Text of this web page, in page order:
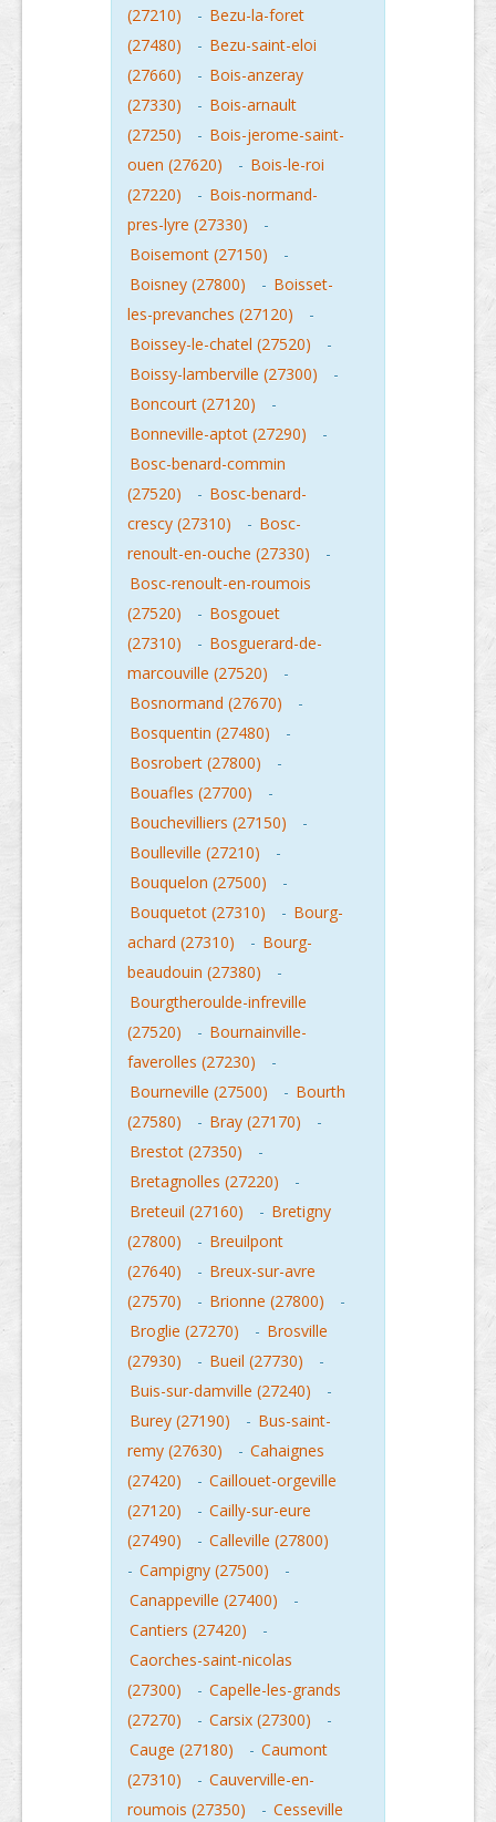
(27210) - Bezu-la-foret
(27480)
- Bezu-saint-eloi
(27660)
- Bois-anzeray
(27330)
- Bois-arnault
(27250)
- Bois-jerome-saint-
ouen (27620)
- Bois-le-roi
(27220)
- Bois-normand-
pres-lyre (27330)
-
Boisemont (27150)
-
Boisney (27800)
- Boisset-
les-prevanches (27120)
-
Boissey-le-chatel (27520)
-
Boissy-lamberville (27300)
-
Boncourt (27120)
-
Bonneville-aptot (27290)
-
Bosc-benard-commin
(27520)
- Bosc-benard-
crescy (27310)
- Bosc-
renoult-en-ouche (27330)
-
Bosc-renoult-en-roumois
(27520)
- Bosgouet
(27310)
- Bosguerard-de-
marcouville (27520)
-
Bosnormand (27670)
-
Bosquentin (27480)
-
Bosrobert (27800)
-
Bouafles (27700)
-
Bouchevilliers (27150)
-
Boulleville (27210)
-
Bouquelon (27500)
-
Bouquetot (27310)
- Bourg-
achard (27310)
- Bourg-
beaudouin (27380)
-
Bourgtheroulde-infreville
(27520)
- Bournainville-
faverolles (27230)
-
Bourneville (27500)
- Bourth
(27580)
- Bray (27170)
-
Brestot (27350)
-
Bretagnolles (27220)
-
Breteuil (27160)
- Bretigny
(27800)
- Breuilpont
(27640)
- Breux-sur-avre
(27570)
- Brionne (27800)
-
Broglie (27270)
- Brosville
(27930)
- Bueil (27730)
-
Buis-sur-damville (27240)
-
Burey (27190)
- Bus-saint-
remy (27630)
- Cahaignes
(27420)
- Caillouet-orgeville
(27120)
- Cailly-sur-eure
(27490)
- Calleville (27800)
- Campigny (27500)
-
Canappeville (27400)
-
Cantiers (27420)
-
Caorches-saint-nicolas
(27300)
- Capelle-les-grands
(27270)
- Carsix (27300)
-
Cauge (27180)
- Caumont
(27310)
- Cauverville-en-
roumois (27350)
- Cesseville